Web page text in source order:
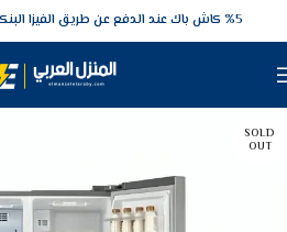
5‎% كاش باك عند الدفع عن طريق الفيزا البنكيه
SOLD
OUT